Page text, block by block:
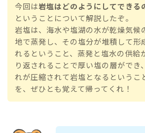
今回は岩塩はどのようにしてできる
ということについて解説したぞ。
岩塩は、海水や塩湖の水が乾燥気候
地で蒸発し、その塩分が堆積して形
れるということ、蒸発と塩水の供給
り返されることで厚い塩の層ができ
れが圧縮されて岩塩となるというこ
を、ぜひとも覚えて帰ってくれ！